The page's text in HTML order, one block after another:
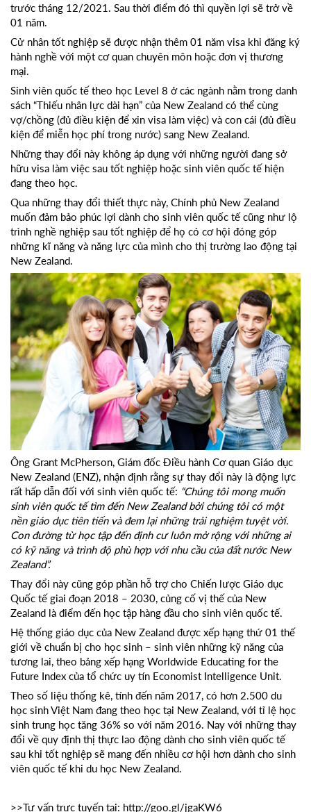
trước tháng 12/2021. Sau thời điểm đó thì quyền lợi sẽ trở về
01 năm.
Cử nhân tốt nghiệp sẽ được nhận thêm 01 năm visa khi đăng ký
hành nghề với một cơ quan chuyên môn hoặc đơn vị thương
mại.
Sinh viên quốc tế theo học Level 8 ở các ngành nằm trong danh
sách “Thiếu nhân lực dài hạn” của New Zealand có thể cùng
vợ/chồng (đủ điều kiện để xin visa làm việc) và con cái (đủ điều
kiện để miễn học phí trong nước) sang New Zealand.
Những thay đổi này không áp dụng với những người đang sở
hữu visa làm việc sau tốt nghiệp hoặc sinh viên quốc tế hiện
đang theo học.
Qua những thay đổi thiết thực này, Chính phủ New Zealand
muốn đảm bảo phúc lợi dành cho sinh viên quốc tế cũng như lộ
trình nghề nghiệp sau tốt nghiệp để họ có cơ hội đóng góp
những kĩ năng và năng lực của mình cho thị trường lao động tại
New Zealand.
Ông Grant McPherson, Giám đốc Điều hành Cơ quan Giáo dục
New Zealand (ENZ), nhận định rằng sự thay đổi này là động lực
rất hấp dẫn đối với sinh viên quốc tế: “Chúng tôi mong muốn
sinh viên quốc tế tìm đến New Zealand bởi chúng tôi có một
nền giáo dục tiên tiến và đem lại những trải nghiệm tuyệt vời.
Con đường từ học tập đến định cư luôn mở rộng với những ai
có kỹ năng và trình độ phù hợp với nhu cầu của đất nước New
Zealand”.
Thay đổi này cũng góp phần hỗ trợ cho Chiến lược Giáo dục
Quốc tế giai đoạn 2018 – 2030, củng cố vị thế của New
Zealand là điểm đến học tập hàng đầu cho sinh viên quốc tế.
Hệ thống giáo dục của New Zealand được xếp hạng thứ 01 thế
giới về chuẩn bị cho học sinh – sinh viên những kỹ năng của
tương lai, theo bảng xếp hạng Worldwide Educating for the
Future Index của tổ chức uy tín Economist Intelligence Unit.
Theo số liệu thống kê, tính đến năm 2017, có hơn 2.500 du
học sinh Việt Nam đang theo học tại New Zealand, với tỉ lệ học
sinh trung học tăng 36% so với năm 2016. Nay với những thay
đổi về quy định thị thực lao động dành cho sinh viên quốc tế
sau khi tốt nghiệp sẽ mang đến nhiều cơ hội hơn dành cho sinh
viên quốc tế khi du học New Zealand.
>>Tư vấn trực tuyến tại: http://goo.gl/jgaKW6